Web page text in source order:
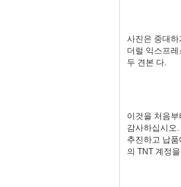
사진은 중대하
더럴 익스프레
두 견본 다.
이것을 처음
감사하십시오
추진하고 납품
의 TNT 계정